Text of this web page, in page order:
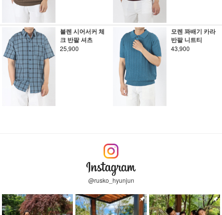
블렌 시어서커 체
크 반팔 셔츠
25,900
모렌 꽈배기 카라
반팔 니트티
43,900
@rusko_hyunjun